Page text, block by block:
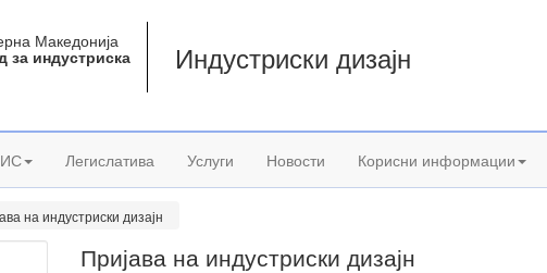
Македонија
за индустриска Индустриски дизајн
Легислатива Услуги Новости Корисни информации
на индустриски дизајн
Пријава на индустриски дизајн